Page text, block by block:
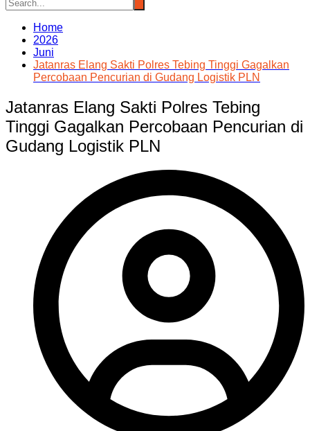
Home
2026
Juni
Jatanras Elang Sakti Polres Tebing Tinggi Gagalkan
Percobaan Pencurian di Gudang Logistik PLN
Jatanras Elang Sakti Polres Tebing
Tinggi Gagalkan Percobaan Pencurian di
Gudang Logistik PLN